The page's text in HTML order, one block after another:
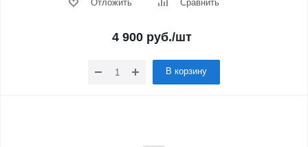
Отложить Сравнить
4 900руб./шт
В корзину